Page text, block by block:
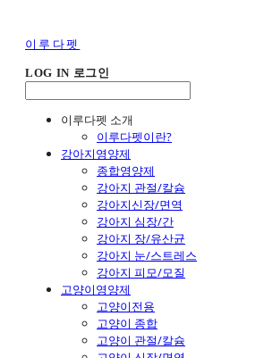
이루다펫
LOG IN 로그인
이루다펫 소개
이루다펫이란?
강아지영양제
종합영양제
강아지 관절/칼슘
강아지신장/면역
강아지 심장/간
강아지 장/유산균
강아지 눈/스트레스
강아지 피모/모질
고양이영양제
고양이전용
고양이 종합
고양이 관절/칼슘